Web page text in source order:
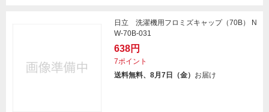
日立 洗濯機用フロミズキャップ（70B） N
W-70B-031
638円
7ポイント
送料無料、8月7日（金） お届け